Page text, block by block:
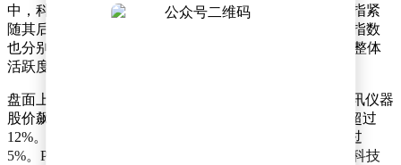
中，科创50指数表现尤为突出，涨幅达到1.6%，科创综指紧
随其后，上涨1.3%。与此同时，科创100指数和科创200指数
也分别实现了1.2%和0.9%的涨幅，显示出科创板市场的整体
活跃度。
盘面上，多个板块表现抢眼。CPO概念股迎来反弹，联讯仪器
股价飙升，涨幅超过14%，源杰科技也不甘示弱，涨幅超过
12%。德科立和仕佳光子等个股也表现出色，涨幅均超过
5%。PCB板块同样活跃，南亚新材涨幅超过10%，东威科技